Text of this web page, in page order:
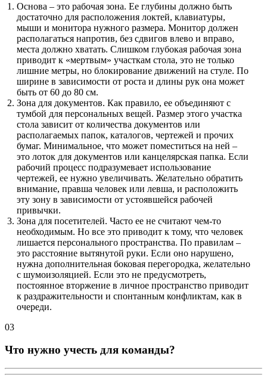
Основа – это рабочая зона. Ее глубины должно быть
достаточно для расположения локтей, клавиатуры,
мыши и монитора нужного размера. Монитор должен
располагаться напротив, без сдвигов влево и вправо,
места должно хватать. Слишком глубокая рабочая зона
приводит к «мертвым» участкам стола, это не только
лишние метры, но блокирование движений на стуле. По
ширине в зависимости от роста и длины рук она может
быть от 60 до 80 см.
Зона для документов. Как правило, ее объединяют с
тумбой для персональных вещей. Размер этого участка
стола зависит от количества документов или
располагаемых папок, каталогов, чертежей и прочих
бумаг. Минимальное, что может поместиться на ней –
это лоток для документов или канцелярская папка. Если
рабочий процесс подразумевает использование
чертежей, ее нужно увеличивать. Желательно обратить
внимание, правша человек или левша, и расположить
эту зону в зависимости от устоявшейся рабочей
привычки.
Зона для посетителей. Часто ее не считают чем-то
необходимым. Но все это приводит к тому, что человек
лишается персонального пространства. По правилам –
это расстояние вытянутой руки. Если оно нарушено,
нужна дополнительная боковая перегородка, желательно
с шумоизоляцией. Если это не предусмотреть,
постоянное вторжение в личное пространство приводит
к раздражительности и спонтанным конфликтам, как в
очереди.
03
Что нужно учесть для команды?